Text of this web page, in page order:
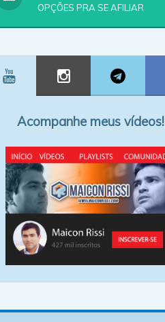
OPÇÕES PRA SE AFILIAR
Acompanhe meus vídeos!